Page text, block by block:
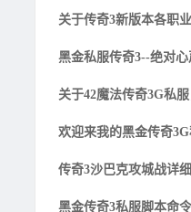
关于传奇3新版本各职
黑金私服传奇3--绝对心
关于42魔法传奇3G私
欢迎来我的黑金传奇
传奇3沙巴克攻城战详
黑金传奇3私服脚本命